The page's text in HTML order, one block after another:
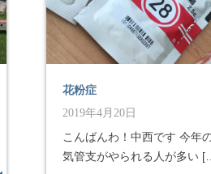
花粉症
2019年4月20日
こんばんわ！中西です 今年
気管支がやられる人が多い